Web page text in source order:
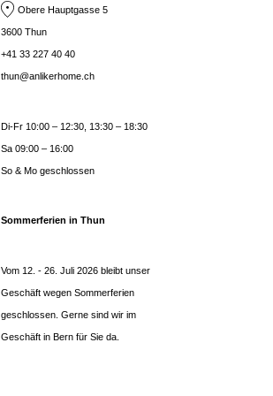
Obere Hauptgasse 5
3600 Thun
+41 33 227 40 40
thun@anlikerhome.ch
Di-Fr 10:00 – 12:30, 13:30 – 18:30
Sa 09:00 – 16:00
So & Mo geschlossen
Sommerferien in Thun
Vom 12. - 26. Juli 2026 bleibt unser
Geschäft wegen Sommerferien
geschlossen. Gerne sind wir im
Geschäft in Bern für Sie da.